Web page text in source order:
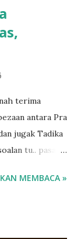
terima
antara Pra
jugak Tadika
tu.. pasal
aku hentam je
MEMBACA »